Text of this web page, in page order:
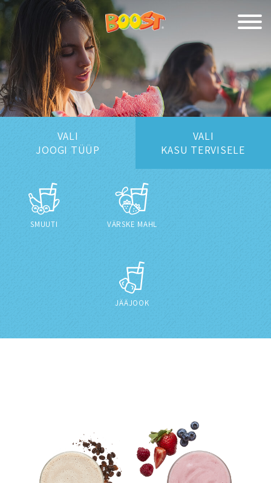
VALI
JOOGI TÜÜP
VALI
KASU TERVISELE
SMUUTI VÄRSKE MAHL
JÄÄJOOK